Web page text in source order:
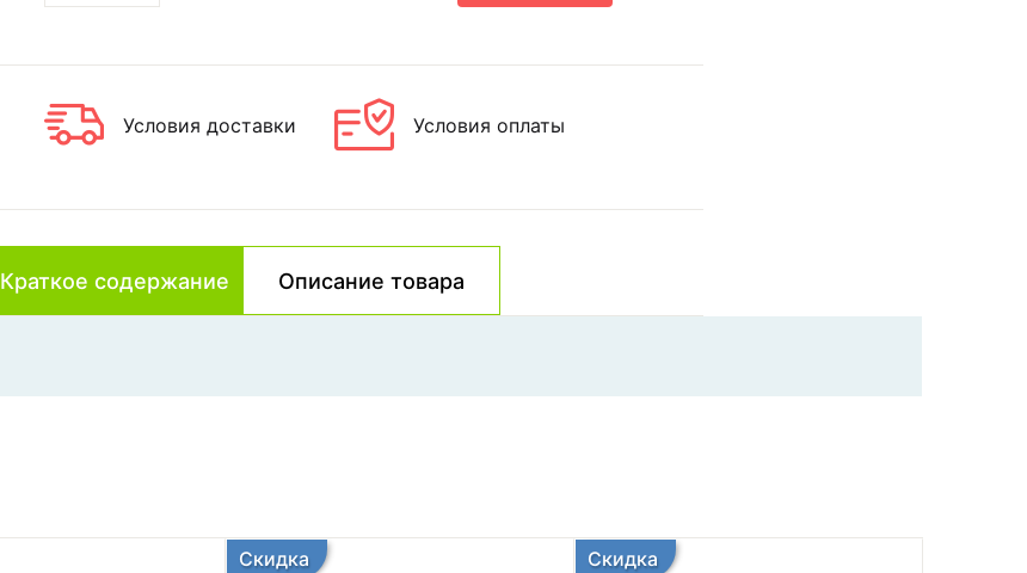
Условия доставки Условия оплаты
Краткое содержание Описание товара
Скидка Скидка